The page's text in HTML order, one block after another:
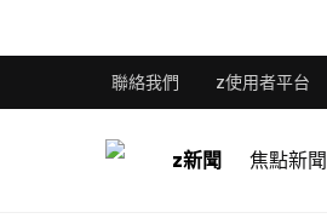
聯絡我們 z使用者平台
z新聞 焦點新聞